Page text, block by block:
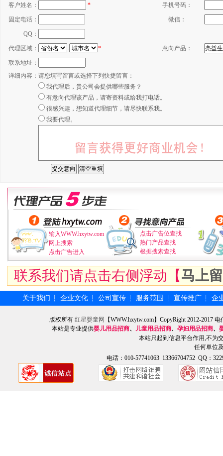
客户姓名： * 手机号码：
固定电话： 微信：
QQ：
代理区域： - * 意向产品：
联系地址：
详细内容： 请您填写留言或选择下列快捷留言：
我代理后，贵公司会提供哪些服务？
有意向代理该产品，请寄资料或给我打电话。
很感兴趣，想知道代理细节，请尽快联系我。
我要代理。
输入WWW.hxytw.com
网上搜索
点击广告进入
点击广告位查找
热门产品查找
根据搜索查找
联系我们请点击右侧浮动【马上
关于我们 ┆ 企业文化 ┆ 公司宣传 ┆ 服务范围 ┆ 宣传推广 ┆ 企
版权所有 红星婴童网
【WWW.hxytw.com】CopyRight 2012-2017
本站是专业提供婴儿用品招商、 儿童用品招商、 孕妇用品招商、
本站只起到信息平台作用,不为
任何单位
电话：010-57741063 13366704752 QQ：